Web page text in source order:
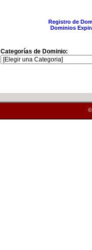
Registro de
Dominios
Categorías de Dominio:
©